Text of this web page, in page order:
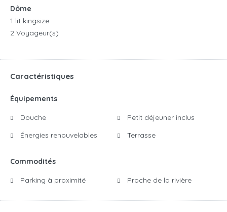
Dôme
1 lit kingsize
2 Voyageur(s)
Caractéristiques
Équipements
Douche
Énergies renouvelables
Petit déjeuner inclus
Terrasse
Commodités
Parking à proximité Proche de la rivière